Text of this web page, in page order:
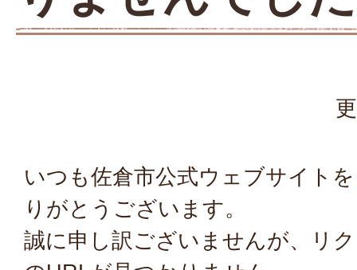
いつも佐倉市公式ウェブサイト
りがとうございます。
誠に申し訳ございませんが、リ